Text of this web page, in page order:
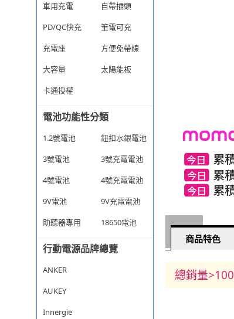
車用充電
自帶插頭
PD/QC快充
筆電可充
充電座
方便免帶線
大容量
太陽能板
卡通授權
電池功能性分類
1.2號電池
鈕扣水銀電池
3號電池
3號充電電池
4號電池
4號充電電池
9V電池
9V充電電池
助聽器專用
18650電池
行動電源品牌總覽
ANKER
AUKEY
Innergie
商品特色
總銷量>100